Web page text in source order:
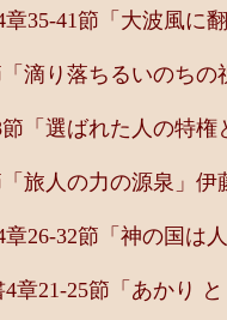
35-41節「大波風に
滴り落ちるいのちの
「選ばれた人の特権
旅人の力の源泉」伊
26-32節「神の国は
章21-25節「あかり